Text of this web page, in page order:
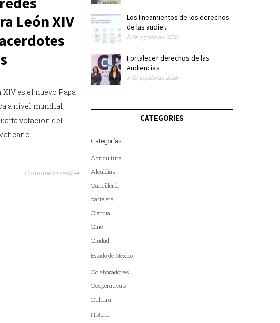
León XIV
es el nuevo Papa
a nivel mundial,
votación del
Continue to read
Los lineamientos de los derechos
de las audie...
5 de agosto de 2026
Fortalecer derechos de las
Audiencias
5 de agosto de 2026
CATEGORIES
Categorías
Agricultura
Alcaldías
Cancillería
cartelera
Ciencia
Cine
Ciudad
Estado de México
Colaboradores
Cooperativas
Cultura
Historia